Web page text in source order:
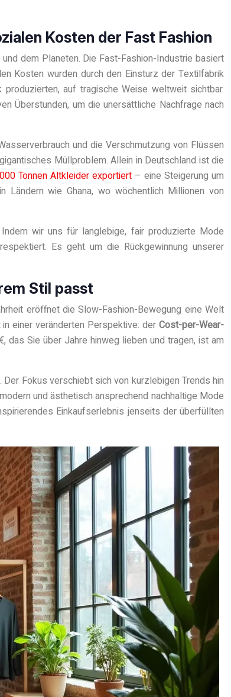
Kosten der Fast Fashion
dem Planeten. Die Fast-Fashion-Industrie basiert
Kosten wurden durch den Einsturz der Textilfabrik
auf tragische Weise weltweit sichtbar.
Überstunden, um die unersättliche Nachfrage nach
und die Verschmutzung von Flüssen
Müllproblem. Allein in Deutschland ist die
Tonnen Altkleider exportiert – eine Steigerung um
wie Ghana, wo wöchentlich Millionen von
wir uns für langlebige, fair produzierte Mode
Es geht um die Rückgewinnung unserer
Stil passt
eröffnet die Slow-Fashion-Bewegung eine Welt
einer veränderten Perspektive: der Cost-per-Wear-
das Sie über Jahre hinweg lieben und tragen, ist am
Fokus verschiebt sich von kurzlebigen Trends hin
und ästhetisch ansprechend nachhaltige Mode
Einkaufserlebnis jenseits der überfüllten